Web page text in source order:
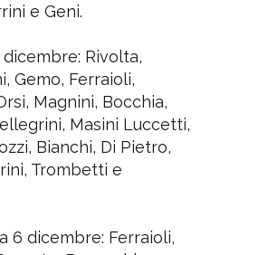
e Geni.
Rivolta,
Gemo, Ferraioli,
Magnini, Bocchia,
Masini Luccetti,
Bianchi, Di Pietro,
Trombetti e
6 dicembre: Ferraioli,